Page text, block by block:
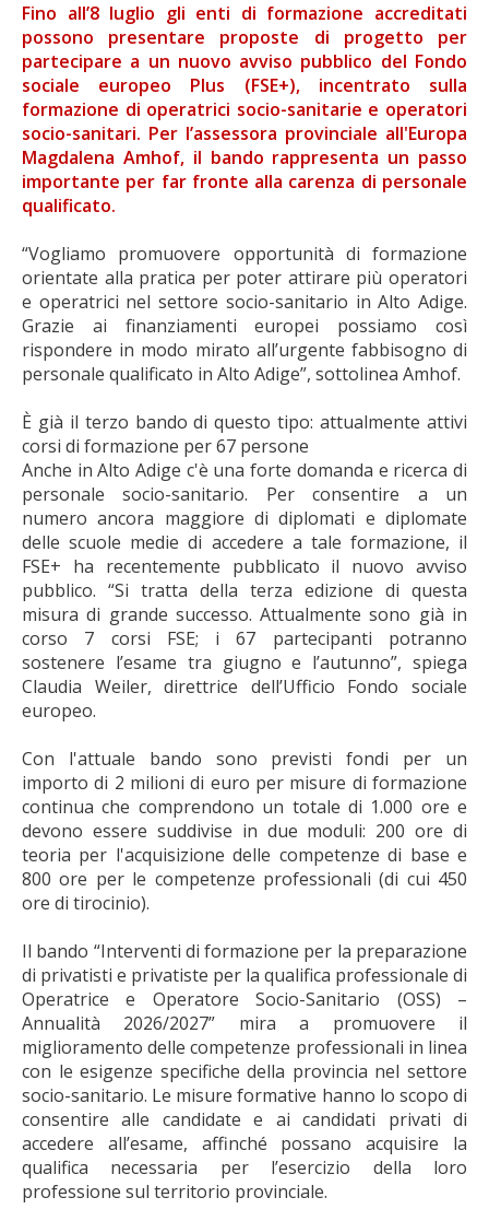
Fino all’8 luglio gli enti di formazione accreditati
possono presentare proposte di progetto per
partecipare a un nuovo avviso pubblico del Fondo
sociale europeo Plus (FSE+), incentrato sulla
formazione di operatrici socio-sanitarie e operatori
socio-sanitari. Per l’assessora provinciale all'Europa
Magdalena Amhof, il bando rappresenta un passo
importante per far fronte alla carenza di personale
qualificato.
“Vogliamo promuovere opportunità di formazione
orientate alla pratica per poter attirare più operatori
e operatrici nel settore socio-sanitario in Alto Adige.
Grazie ai finanziamenti europei possiamo così
rispondere in modo mirato all’urgente fabbisogno di
personale qualificato in Alto Adige”, sottolinea Amhof.
È già il terzo bando di questo tipo: attualmente attivi
corsi di formazione per 67 persone
Anche in Alto Adige c'è una forte domanda e ricerca di
personale socio-sanitario. Per consentire a un
numero ancora maggiore di diplomati e diplomate
delle scuole medie di accedere a tale formazione, il
FSE+ ha recentemente pubblicato il nuovo avviso
pubblico. “Si tratta della terza edizione di questa
misura di grande successo. Attualmente sono già in
corso 7 corsi FSE; i 67 partecipanti potranno
sostenere l’esame tra giugno e l’autunno”, spiega
Claudia Weiler, direttrice dell’Ufficio Fondo sociale
europeo.
Con l'attuale bando sono previsti fondi per un
importo di 2 milioni di euro per misure di formazione
continua che comprendono un totale di 1.000 ore e
devono essere suddivise in due moduli: 200 ore di
teoria per l'acquisizione delle competenze di base e
800 ore per le competenze professionali (di cui 450
ore di tirocinio).
Il bando “Interventi di formazione per la preparazione
di privatisti e privatiste per la qualifica professionale di
Operatrice e Operatore Socio-Sanitario (OSS) –
Annualità 2026/2027” mira a promuovere il
miglioramento delle competenze professionali in linea
con le esigenze specifiche della provincia nel settore
socio-sanitario. Le misure formative hanno lo scopo di
consentire alle candidate e ai candidati privati di
accedere all’esame, affinché possano acquisire la
qualifica necessaria per l’esercizio della loro
professione sul territorio provinciale.